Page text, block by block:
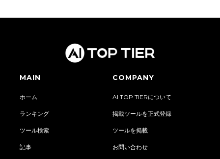
MAIN
ホーム
ランキング
ツール検索
記事
COMPANY
AI TOP TIERについて
掲載ツールを正式登録
ツールを掲載
お問い合わせ